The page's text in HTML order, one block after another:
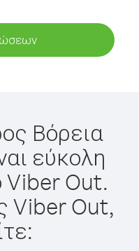
Βόρεια
εύκολη
Viber Out.
Viber Out,